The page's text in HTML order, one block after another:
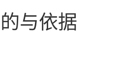
与依据